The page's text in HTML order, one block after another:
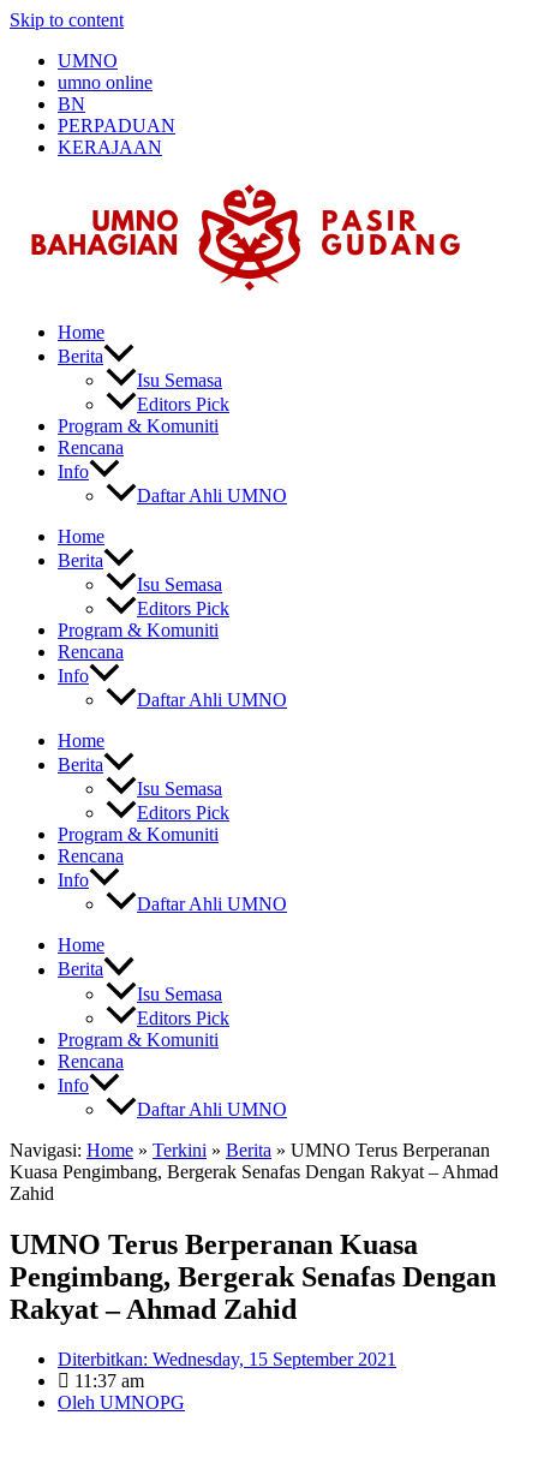
Skip to content
UMNO
umno online
BN
PERPADUAN
KERAJAAN
Home
Berita
Isu Semasa
Editors Pick
Program & Komuniti
Rencana
Info
Daftar Ahli UMNO
Home
Berita
Isu Semasa
Editors Pick
Program & Komuniti
Rencana
Info
Daftar Ahli UMNO
Home
Berita
Isu Semasa
Editors Pick
Program & Komuniti
Rencana
Info
Daftar Ahli UMNO
Home
Berita
Isu Semasa
Editors Pick
Program & Komuniti
Rencana
Info
Daftar Ahli UMNO
Navigasi: Home » Terkini » Berita » UMNO Terus Berperanan
Kuasa Pengimbang, Bergerak Senafas Dengan Rakyat – Ahmad
Zahid
UMNO Terus Berperanan Kuasa
Pengimbang, Bergerak Senafas Dengan
Rakyat – Ahmad Zahid
Diterbitkan: Wednesday, 15 September 2021
11:37 am
Oleh UMNOPG